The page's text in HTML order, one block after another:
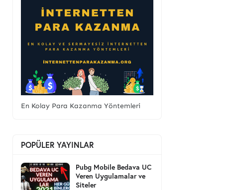
En Kolay Para Kazanma Yöntemleri
POPÜLER YAYINLAR
Pubg Mobile Bedava UC
Veren Uygulamalar ve
Siteler